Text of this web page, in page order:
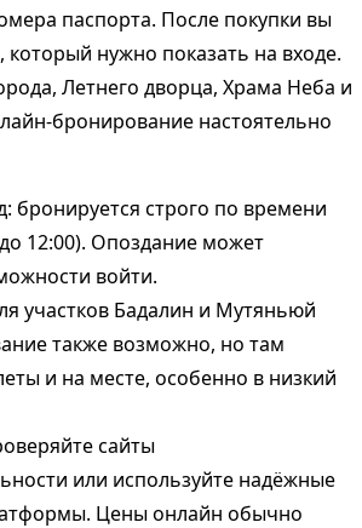
паспорта. После покупки вы
который нужно показать на входе.
Летнего дворца, Храма Неба и
бронирование настоятельно
бронируется строго по времени
12:00). Опоздание может
войти.
участков Бадалин и Мутяньюй
также возможно, но там
и на месте, особенно в низкий
сайты
или используйте надёжные
Цены онлайн обычно